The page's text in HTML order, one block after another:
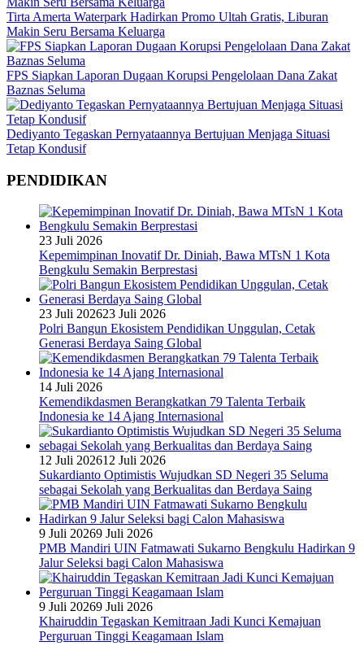
Tirta Amerta Waterpark Hadirkan Promo Ultah Gratis, Liburan
Makin Seru Bersama Keluarga
FPS Siapkan Laporan Dugaan Korupsi Pengelolaan Dana Zakat
Baznas Seluma
Dediyanto Tegaskan Pernyataannya Bertujuan Menjaga Situasi
Tetap Kondusif
PENDIDIKAN
23 Juli 2026
Kepemimpinan Inovatif Dr. Diniah, Bawa MTsN 1 Kota
Bengkulu Semakin Berprestasi
23 Juli 202623 Juli 2026
Polri Bangun Ekosistem Pendidikan Unggulan, Cetak
Generasi Berdaya Saing Global
14 Juli 2026
Kemendikdasmen Berangkatkan 79 Talenta Terbaik
Indonesia ke 14 Ajang Internasional
12 Juli 202612 Juli 2026
Sukardianto Optimistis Wujudkan SD Negeri 35 Seluma
sebagai Sekolah yang Berkualitas dan Berdaya Saing
9 Juli 20269 Juli 2026
PMB Mandiri UIN Fatmawati Sukarno Bengkulu Hadirkan 9
Jalur Seleksi bagi Calon Mahasiswa
9 Juli 20269 Juli 2026
Khairuddin Tegaskan Kemitraan Jadi Kunci Kemajuan
Perguruan Tinggi Keagamaan Islam